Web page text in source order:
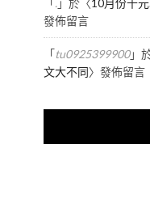
「.」於〈10月份千
發佈留言
「tu0925399900」
文大不同〉發佈留言